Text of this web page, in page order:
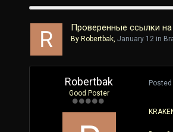
Проверенные ссылки
By Robertbak, January 12in
Robertbak
Good Poster
Posted